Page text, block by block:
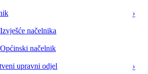
Izvješće načelnika
Općinski načelnik
upravni odjel